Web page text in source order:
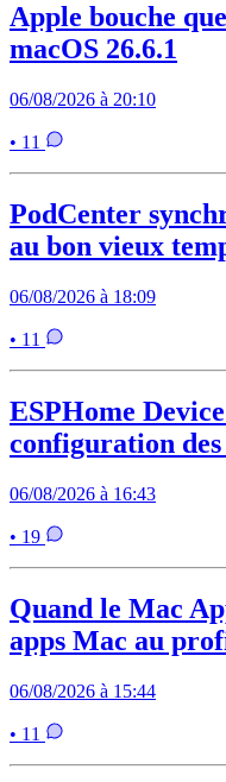
Apple bouche
macOS 26.6.1
06/08/2026 à 20:10
• 11
PodCenter
au bon vieux
06/08/2026 à 18:09
• 11
ESPHome
configuration
06/08/2026 à 16:43
• 19
Quand le Mac
apps Mac au
06/08/2026 à 15:44
• 11